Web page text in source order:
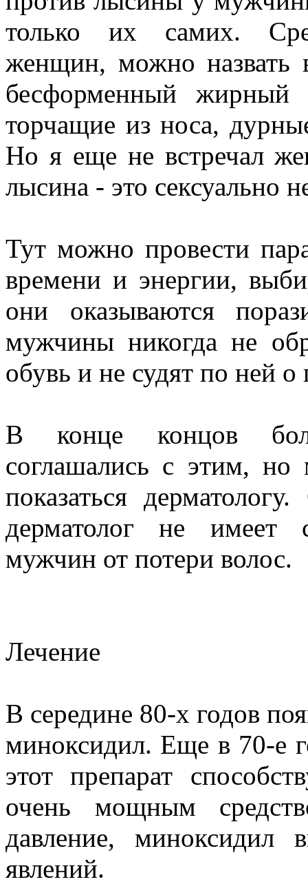
только их самих.
женщин, можно назвать
бесформенный жирный
торчащие из носа,
Но я еще не встречал
лысина - это сексуально
Тут можно провести
времени и энергии,
они оказываются
мужчины никогда не
обувь и не судят по ней
В конце концов
соглашались с этим,
показаться
дерматолог не имеет
мужчин от потери волос.
Лечение
В середине 80-х годов
миноксидил. Еще в 70-е
этот препарат
очень мощным
давление, миноксидил
явлений.